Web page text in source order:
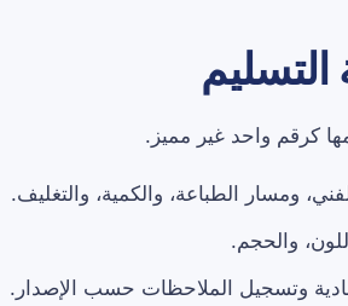
كرقم واحد غير مميز.
ومسار الطباعة، والكمية، والتغليف.
والحجم.
وتسجيل الملاحظات حسب الإصدار.